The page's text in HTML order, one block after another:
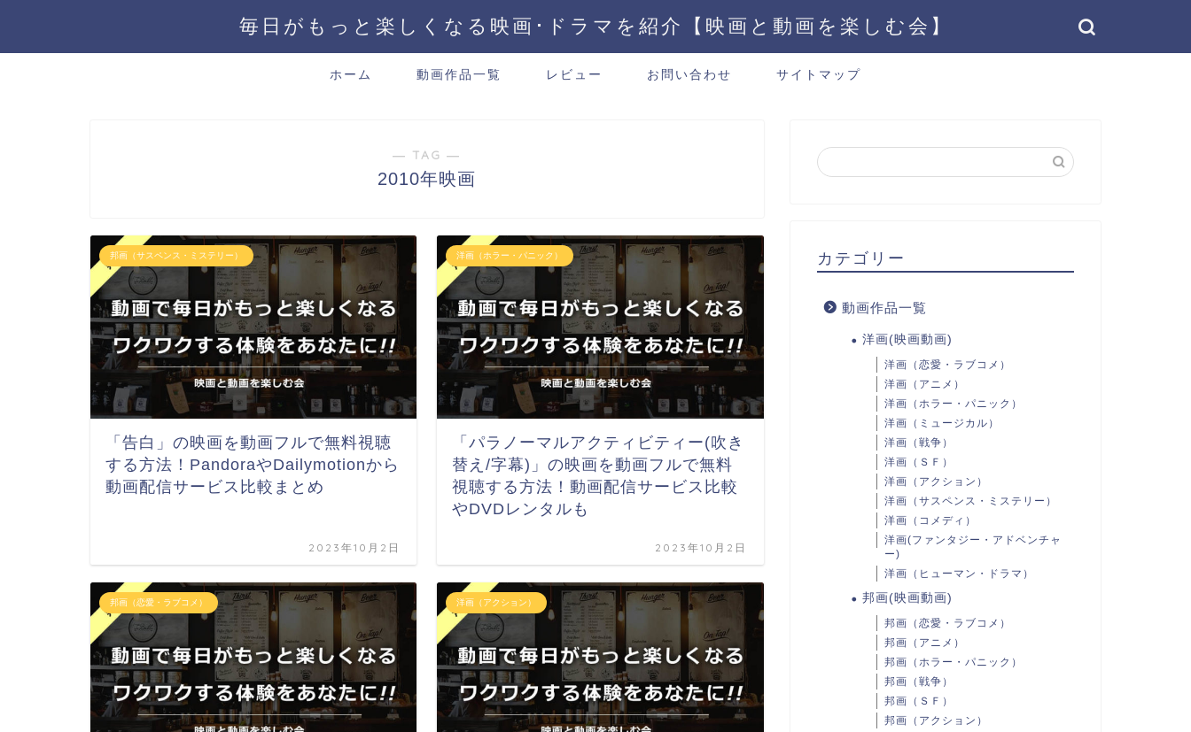
毎日がもっと楽しくなる映画･ドラマを紹介【映画と動画を楽しむ会】
ホーム 動画作品一覧 レビュー お問い合わせ サイトマップ
― TAG ―
2010年映画
邦画（サスペンス・ミステリー）
「告白」の映画を動画フルで無料視聴
する方法！PandoraやDailymotionから
動画配信サービス比較まとめ
2023年10月2日
洋画（ホラー・パニック）
「パラノーマルアクティビティー(吹き
替え/字幕)」の映画を動画フルで無料
視聴する方法！動画配信サービス比較
やDVDレンタルも
2023年10月2日
邦画（恋愛・ラブコメ） 洋画（アクション）
カテゴリー
動画作品一覧
洋画(映画動画)
洋画（恋愛・ラブコメ）
洋画（アニメ）
洋画（ホラー・パニック）
洋画（ミュージカル）
洋画（戦争）
洋画（ＳＦ）
洋画（アクション）
洋画（サスペンス・ミステリー）
洋画（コメディ）
洋画(ファンタジー・アドベンチャ
ー)
洋画（ヒューマン・ドラマ）
邦画(映画動画)
邦画（恋愛・ラブコメ）
邦画（アニメ）
邦画（ホラー・パニック）
邦画（戦争）
邦画（ＳＦ）
邦画（アクション）